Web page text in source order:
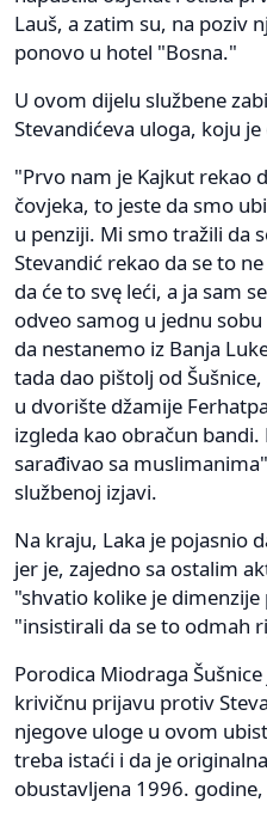
Lauš, a zatim su, na poziv
ponovo u hotel "Bosna."
U ovom dijelu službene
Stevandićeva uloga, koju
"Prvo nam je Kajkut rekao
čovjeka, to jeste da smo
u penziji. Mi smo tražili da
Stevandić rekao da se to
da će to svę leći, a ja sam
odveo samog u jednu
da nestanemo iz Banja
tada dao pištolj od
u dvorište džamije
izgleda kao obračun bandi.
sarađivao sa
službenoj izjavi.
Na kraju, Laka je pojasnio
jer je, zajedno sa ostalim
"shvatio kolike je
"insistirali da se to odmah
Porodica Miodraga
krivičnu prijavu protiv
njegove uloge u ovom
treba istaći i da je
obustavljena 1996.